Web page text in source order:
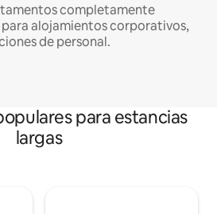
completamente
alojamientos corporativos,
de personal.
para estancias
largas